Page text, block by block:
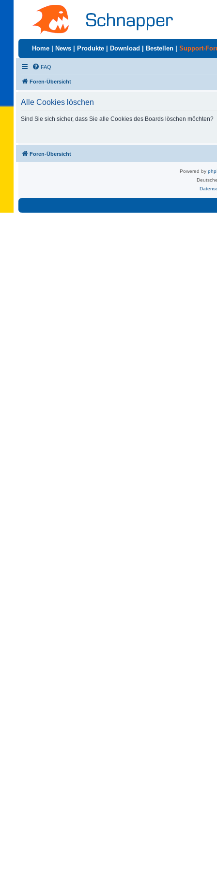
Home News Produkte Download Bestellen Support-
FAQ
Foren-Übersicht
Alle Cookies löschen
Sind Sie sich sicher, dass Sie alle Cookies des Boards löschen möchten?
Foren-Übersicht
Powered by